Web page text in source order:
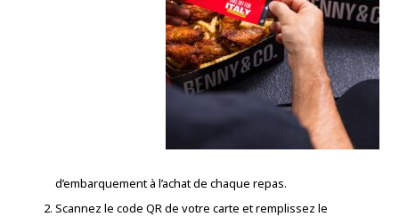
d’embarquement à l’achat de chaque repas.
Scannez le code QR de votre carte et remplissez le